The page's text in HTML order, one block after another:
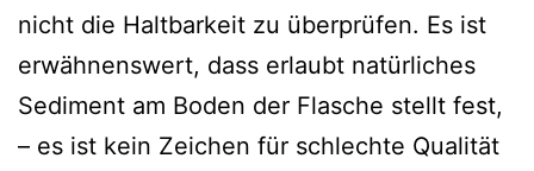
nicht die Haltbarkeit zu überprüfen. Es ist
erwähnenswert, dass erlaubt natürliches
Sediment am Boden der Flasche stellt fest,
– es ist kein Zeichen für schlechte Qualität